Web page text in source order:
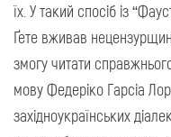
їх. У такий спосіб із
Ґете вживав
змогу читати
мову Федеріко Гарсіа
західноукраїнських